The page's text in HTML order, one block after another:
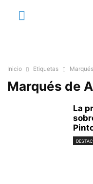
Inicio Etiquetas
Marqués de
La